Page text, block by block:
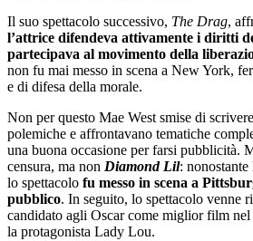
Il suo spettacolo successivo, The Drag,
l’attrice difendeva attivamente i diritti
partecipava al movimento della
non fu mai messo in scena a New York,
e di difesa della morale.
Non per questo Mae West smise di
polemiche e affrontavano tematiche
una buona occasione per farsi pubblicità.
censura, ma non Diamond Lil: nonostante
lo spettacolo fu messo in scena a
pubblico. In seguito, lo spettacolo venne
candidato agli Oscar come miglior film
la protagonista Lady Lou.